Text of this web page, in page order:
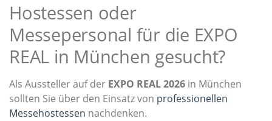
Hostessen oder
Messepersonal für die EXPO
REAL in München gesucht?
Als Aussteller auf der EXPO REAL 2026 in München
sollten Sie über den Einsatz von professionellen
Messehostessen nachdenken.